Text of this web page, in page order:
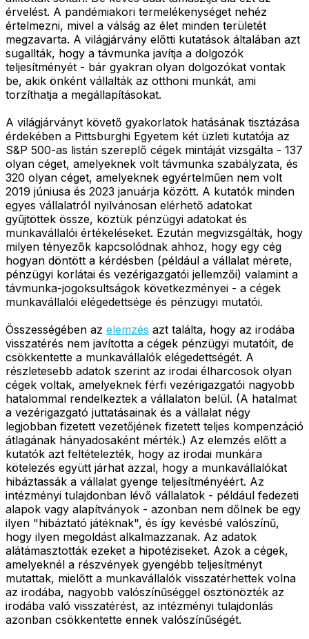
érvelést. A pandémiakori termelékenységet nehéz
értelmezni, mivel a válság az élet minden területét
megzavarta. A világjárvány előtti kutatások általában azt
sugallták, hogy a távmunka javítja a dolgozók
teljesítményét - bár gyakran olyan dolgozókat vontak
be, akik önként vállalták az otthoni munkát, ami
torzíthatja a megállapításokat.
A világjárványt követő gyakorlatok hatásának tisztázása
érdekében a Pittsburghi Egyetem két üzleti kutatója az
S&P 500-as listán szereplő cégek mintáját vizsgálta - 137
olyan céget, amelyeknek volt távmunka szabályzata, és
320 olyan céget, amelyeknek egyértelműen nem volt
2019 júniusa és 2023 januárja között. A kutatók minden
egyes vállalatról nyilvánosan elérhető adatokat
gyűjtöttek össze, köztük pénzügyi adatokat és
munkavállalói értékeléseket. Ezután megvizsgálták, hogy
milyen tényezők kapcsolódnak ahhoz, hogy egy cég
hogyan döntött a kérdésben (például a vállalat mérete,
pénzügyi korlátai és vezérigazgatói jellemzői) valamint a
távmunka-jogoksultságok következményei - a cégek
munkavállalói elégedettsége és pénzügyi mutatói.
Összességében az elemzés azt találta, hogy az irodába
visszatérés nem javította a cégek pénzügyi mutatóit, de
csökkentette a munkavállalók elégedettségét. A
részletesebb adatok szerint az irodai élharcosok olyan
cégek voltak, amelyeknek férfi vezérigazgatói nagyobb
hatalommal rendelkeztek a vállalaton belül. (A hatalmat
a vezérigazgató juttatásainak és a vállalat négy
legjobban fizetett vezetőjének fizetett teljes kompenzáció
átlagának hányadosaként mérték.) Az elemzés előtt a
kutatók azt feltételezték, hogy az irodai munkára
kötelezés együtt járhat azzal, hogy a munkavállalókat
hibáztassák a vállalat gyenge teljesítményéért. Az
intézményi tulajdonban lévő vállalatok - például fedezeti
alapok vagy alapítványok - azonban nem dőlnek be egy
ilyen "hibáztató játéknak", és így kevésbé valószínű,
hogy ilyen megoldást alkalmazzanak. Az adatok
alátámasztották ezeket a hipotéziseket. Azok a cégek,
amelyeknél a részvények gyengébb teljesítményt
mutattak, mielőtt a munkavállalók visszatérhettek volna
az irodába, nagyobb valószínűséggel ösztönözték az
irodába való visszatérést, az intézményi tulajdonlás
azonban csökkentette ennek valószínűségét.